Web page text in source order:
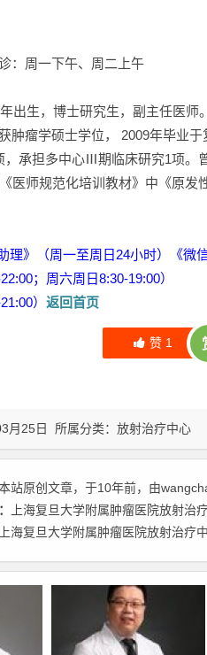
：周一下午、周二上午
出生，博士研究生，副主任医
肿瘤学硕士学位， 2009年毕业
，承担多中心Ⅲ期临床研究1项。
医师规范化培训教材》中《原发
理》（周一至周日24小时）《微
；周六周日8:30-19:00）
） 返回首页
赞 1
月25日 所属分类： 放射治疗中心
站原创文章，于10年前，由
上海复旦大学附属肿瘤医院放射治
海复旦大学附属肿瘤医院放射治疗